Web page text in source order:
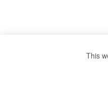
This